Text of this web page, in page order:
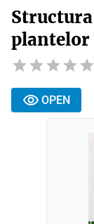
plantelor
OPEN